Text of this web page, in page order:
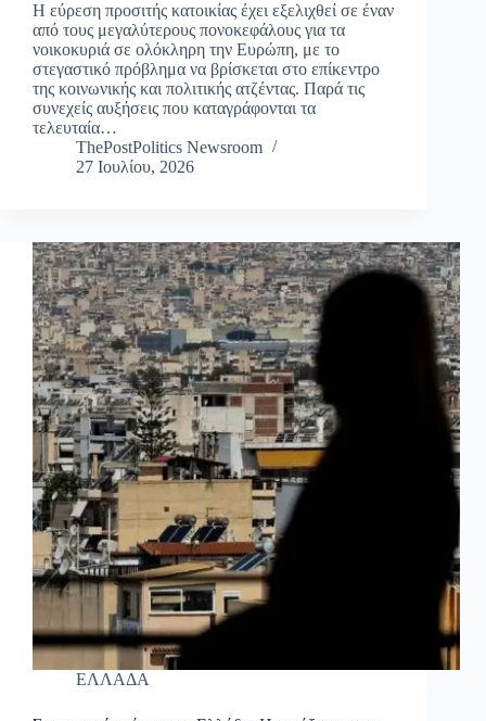
Η εύρεση προσιτής κατοικίας έχει εξελιχθεί σε έναν
από τους μεγαλύτερους πονοκεφάλους για τα
νοικοκυριά σε ολόκληρη την Ευρώπη, με το
στεγαστικό πρόβλημα να βρίσκεται στο επίκεντρο
της κοινωνικής και πολιτικής ατζέντας. Παρά τις
συνεχείς αυξήσεις που καταγράφονται τα
τελευταία…
ThePostPolitics Newsroom
27 Ιουλίου, 2026
ΕΛΛΑΔΑ